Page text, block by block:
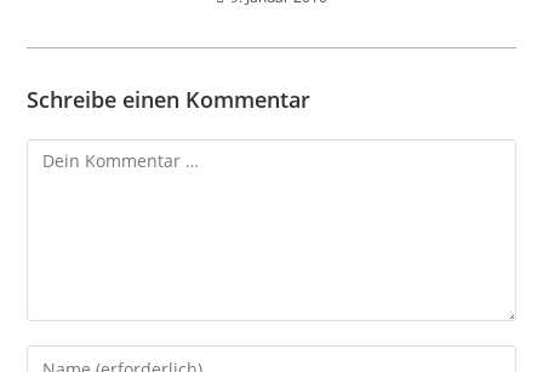
Schreibe einen Kommentar
Kommentar
Gib